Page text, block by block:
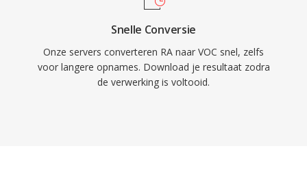
Snelle Conversie
Onze servers converteren RA naar VOC snel, zelfs
voor langere opnames. Download je resultaat zodra
de verwerking is voltooid.